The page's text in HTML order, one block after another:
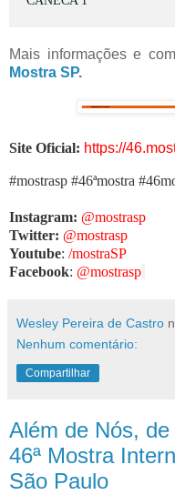
Mais informações e
Mostra SP.
Site Oficial: https://
#mostrasp #46ªmostra
Instagram: @mostrasp
Twitter: @mostrasp
Youtube: /mostraSP
Facebook: @mostrasp
Wesley Pereira de Castro
Nenhum comentário:
Compartilhar
Além de Nós,
46ª Mostra
São Paulo